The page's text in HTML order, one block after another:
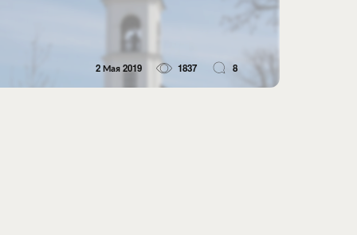
2 Мая 2019 1837 8